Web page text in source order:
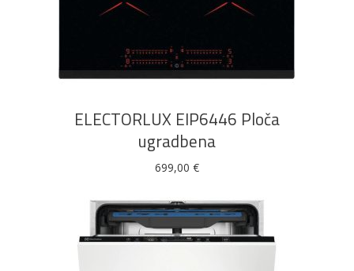
ELECTORLUX EIP6446 Ploča
ugradbena
699,00 €